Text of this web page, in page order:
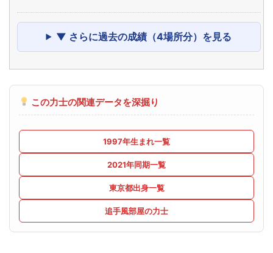
▼ さらに過去の成績（4場所分）を見る
この力士の関連データを深掘り
1997年生まれ一覧
2021年同期一覧
東京都出身一覧
追手風部屋の力士